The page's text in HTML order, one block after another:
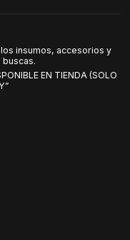
insumos, accesorios y
EN TIENDA (SOLO